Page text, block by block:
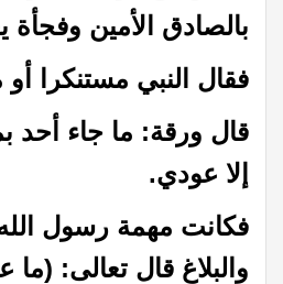
بالصادق الأمين وفجأة
فقال النبي مستنكرا
قال ورقة: ما جاء أحد
إلا عودي.
فكانت مهمة رسول الله
والبلاغ قال تعالى: (ما